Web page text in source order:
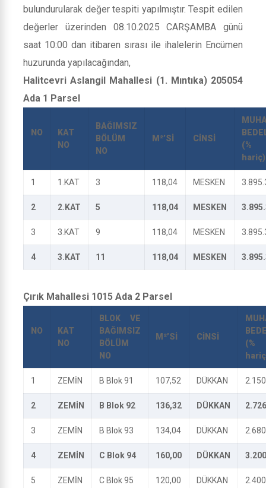
bulundurularak değer tespiti yapılmıştır. Tespit edilen
değerler üzerinden 08.10.2025 CARŞAMBA günü
saat 10:00 dan itibaren sırası ile ihalelerin Encümen
huzurunda yapılacağından,
Halitcevri Aslangil Mahallesi (1. Mıntıka) 205054
Ada 1 Parsel
NO
KAT
NO
BAĞIMSIZ
BÖLÜM
NO
M²’Sİ CİNSİ
(%
hariç)
1 1.KAT 3 118,04 MESKEN
2 2.KAT 5 118,04 MESKEN
3 3.KAT 9 118,04 MESKEN
4 3.KAT 11 118,04 MESKEN
Çırık Mahallesi 1015 Ada 2 Parsel
NO
KAT
NO
BLOK VE
BAĞIMSIZ
BÖLÜM
NO
M²’Sİ CİNSİ
(%
1 ZEMİN B Blok 91 107,52 DÜKKAN
2 ZEMİN B Blok 92 136,32 DÜKKAN
3 ZEMİN B Blok 93 134,04 DÜKKAN
4 ZEMİN C Blok 94 160,00 DÜKKAN
5 ZEMİN C Blok 95 120,00 DÜKKAN